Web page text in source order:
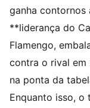
ganha contornos
**liderança do
Flamengo,
contra o rival em
na ponta da
Enquanto isso, o